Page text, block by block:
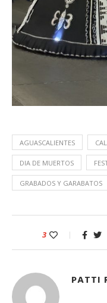
AGUASCALIENTES
DIA DE MUERTOS
GRABADOS Y GARABATOS
3
PATTI